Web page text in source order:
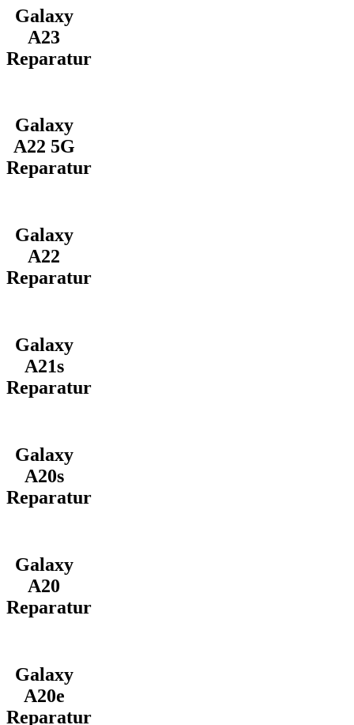
Galaxy
A23
Reparatur
Galaxy
A22 5G
Reparatur
Galaxy
A22
Reparatur
Galaxy
A21s
Reparatur
Galaxy
A20s
Reparatur
Galaxy
A20
Reparatur
Galaxy
A20e
Reparatur